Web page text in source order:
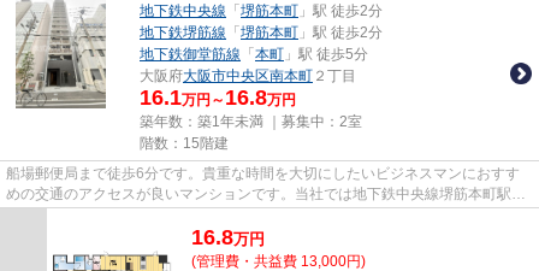
地下鉄中央線 「 堺筋本町 」駅 徒歩2分
地下鉄堺筋線 「 堺筋本町 」駅 徒歩2分
地下鉄御堂筋線 「 本町 」駅 徒歩5分
大阪府大阪市中央区南本町 ２丁目
16.1万円～ 16.8万円
築年数：築1年未満 ｜募集中： 2室
階数：15階建
船場郵便局まで徒歩6分です。貴重な時間を大切にしたいビジネスマンにおすす
めの交通のアクセスが良いマンションです。当社では地下鉄中央線堺筋本町駅近
16.8万円
(管理費・共益費 13,000円)